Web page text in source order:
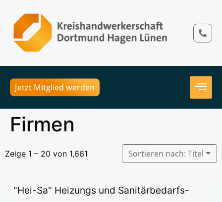
Jetzt Mitglied werden
Firmen
Zeige 1 – 20 von 1,661 Sortieren nach: Titel
"Hei-Sa" Heizungs und Sanitärbedarfs-